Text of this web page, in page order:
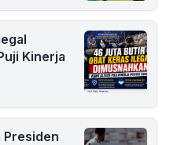
Kinerja
Presiden